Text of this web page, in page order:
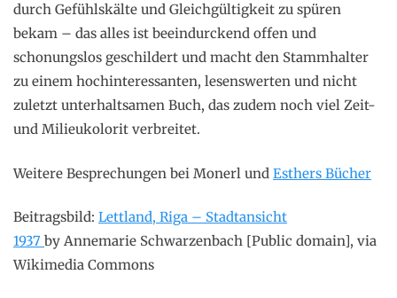
durch Gefühlskälte und Gleichgültigkeit zu spüren
bekam – das alles ist beeindurckend offen und
schonungslos geschildert und macht den Stammhalter
zu einem hochinteressanten, lesenswerten und nicht
zuletzt unterhaltsamen Buch, das zudem noch viel Zeit-
und Milieukolorit verbreitet.
Weitere Besprechungen bei Monerl und Esthers Bücher
Beitragsbild: Lettland, Riga – Stadtansicht
1937 by Annemarie Schwarzenbach [Public domain], via
Wikimedia Commons